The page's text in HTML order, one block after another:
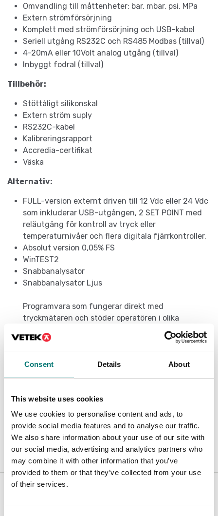
Consent Details About
This website uses cookies
We use cookies to personalise content and ads, to
provide social media features and to analyse our traffic.
We also share information about your use of our site with
our social media, advertising and analytics partners who
may combine it with other information that you’ve
provided to them or that they’ve collected from your use
of their services.
Omvandling till måttenheter: bar, mbar, psi, MPa
Extern strömförsörjning
Komplett med strömförsörjning och USB-kabel
Seriell utgång RS232C och RS485 Modbas (tillval)
4-20mA eller 10Volt analog utgång (tillval)
Inbyggt fodral (tillval)
Tillbehör:
Stöttåligt silikonskal
Extern ström suply
RS232C-kabel
Kalibreringsrapport
Accredia-certifikat
Väska
Alternativ:
FULL-version externt driven till 12 Vdc eller 24 Vdc
som inkluderar USB-utgången, 2 SET POINT med
reläutgång för kontroll av tryck eller
temperaturnivåer och flera digitala fjärrkontroller.
Absolut version 0,05% FS
WinTEST2
Snabbanalysator
Snabbanalysator Ljus
Programvara som fungerar direkt med
tryckmätaren och stöder operatören i olika
testfunktioner som, analys, över tid övervakning,
datalagring, hantering, överföring av data till
Microsoft Excel och så vidare.
Dokument
Datasheet-DMM2.EN .pdf Ladda ner
Är tillbehör till
Visar1/1